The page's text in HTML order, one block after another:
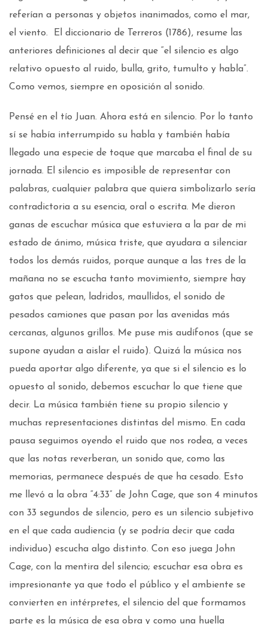
referían a personas y objetos inanimados, como el mar,
el viento. El diccionario de Terreros (1786), resume las
anteriores definiciones al decir que “el silencio es algo
relativo opuesto al ruido, bulla, grito, tumulto y habla”.
Como vemos, siempre en oposición al sonido.
Pensé en el tío Juan. Ahora está en silencio. Por lo tanto
sí se había interrumpido su habla y también había
llegado una especie de toque que marcaba el final de su
jornada. El silencio es imposible de representar con
palabras, cualquier palabra que quiera simbolizarlo sería
contradictoria a su esencia, oral o escrita. Me dieron
ganas de escuchar música que estuviera a la par de mi
estado de ánimo, música triste, que ayudara a silenciar
todos los demás ruidos, porque aunque a las tres de la
mañana no se escucha tanto movimiento, siempre hay
gatos que pelean, ladridos, maullidos, el sonido de
pesados camiones que pasan por las avenidas más
cercanas, algunos grillos. Me puse mis audífonos (que se
supone ayudan a aislar el ruido). Quizá la música nos
pueda aportar algo diferente, ya que si el silencio es lo
opuesto al sonido, debemos escuchar lo que tiene que
decir. La música también tiene su propio silencio y
muchas representaciones distintas del mismo. En cada
pausa seguimos oyendo el ruido que nos rodea, a veces
que las notas reverberan, un sonido que, como las
memorias, permanece después de que ha cesado. Esto
me llevó a la obra “4:33” de John Cage, que son 4 minutos
con 33 segundos de silencio, pero es un silencio subjetivo
en el que cada audiencia (y se podría decir que cada
individuo) escucha algo distinto. Con eso juega John
Cage, con la mentira del silencio; escuchar esa obra es
impresionante ya que todo el público y el ambiente se
convierten en intérpretes, el silencio del que formamos
parte es la música de esa obra y como una huella